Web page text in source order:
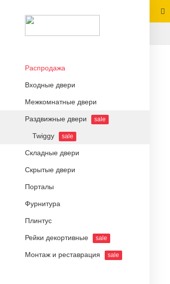
Распродажа
Входные двери
Межкомнатные двери
Раздвижные двери sale
Twiggy sale
Складные двери
Скрытые двери
Порталы
Фурнитура
Плинтус
Рейки декортивные sale
Монтаж и реставрация sale